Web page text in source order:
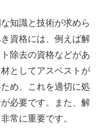
知識と技術が求めら
資格には、例えば解
除去の資格などがあ
としてアスベストが
め、これを適切に処
必要です。また、解
常に重要です。